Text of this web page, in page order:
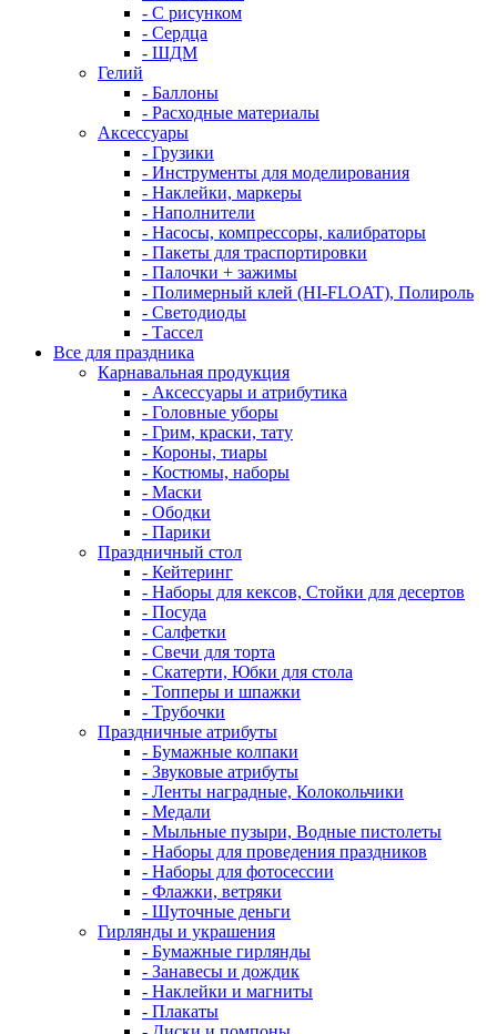
- С рисунком
- Сердца
- ШДМ
Гелий
- Баллоны
- Расходные материалы
Аксессуары
- Грузики
- Инструменты для моделирования
- Наклейки, маркеры
- Наполнители
- Насосы, компрессоры, калибраторы
- Пакеты для траспортировки
- Палочки + зажимы
- Полимерный клей (HI-FLOAT), Полироль
- Светодиоды
- Тассел
Все для праздника
Карнавальная продукция
- Аксессуары и атрибутика
- Головные уборы
- Грим, краски, тату
- Короны, тиары
- Костюмы, наборы
- Маски
- Ободки
- Парики
Праздничный стол
- Кейтеринг
- Наборы для кексов, Стойки для десертов
- Посуда
- Салфетки
- Свечи для торта
- Скатерти, Юбки для стола
- Топперы и шпажки
- Трубочки
Праздничные атрибуты
- Бумажные колпаки
- Звуковые атрибуты
- Ленты наградные, Колокольчики
- Медали
- Мыльные пузыри, Водные пистолеты
- Наборы для проведения праздников
- Наборы для фотосессии
- Флажки, ветряки
- Шуточные деньги
Гирлянды и украшения
- Бумажные гирлянды
- Занавесы и дождик
- Наклейки и магниты
- Плакаты